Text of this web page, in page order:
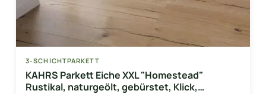
3-SCHICHTPARKETT
KAHRS Parkett Eiche XXL "Homestead"
Rustikal, naturgeölt, gebürstet, Klick,